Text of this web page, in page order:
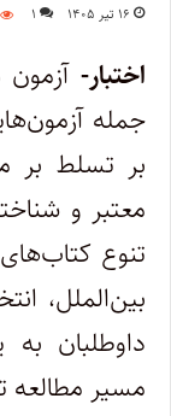
۱۶ تیر ۱۴۰۵ ۱
اختبار-
جمله
بر تسلط بر
معتبر و
تنوع
بین‌الملل،
داوطلبان
مسیر